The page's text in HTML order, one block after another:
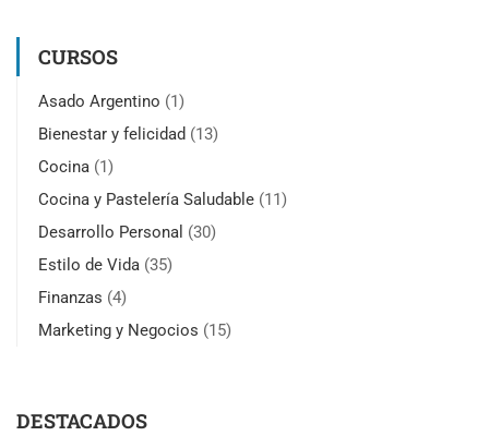
CURSOS
Asado Argentino (1)
Bienestar y felicidad (13)
Cocina (1)
Cocina y Pastelería Saludable (11)
Desarrollo Personal (30)
Estilo de Vida (35)
Finanzas (4)
Marketing y Negocios (15)
DESTACADOS